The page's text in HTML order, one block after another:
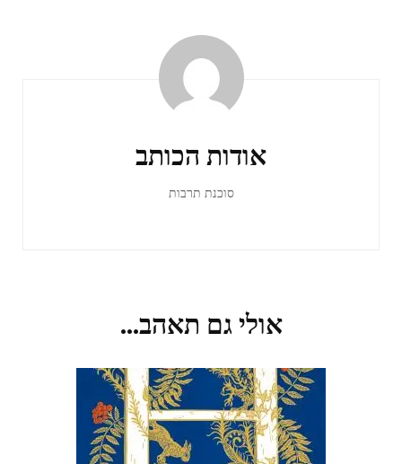
אודות הכותב
סוכנת תרבות
אולי גם תאהב...